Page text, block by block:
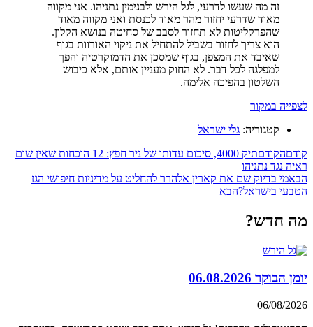
זה מה שעשו לדרעי, לגל הירש ולבנימין נתניהו. אני מקווה
מאוד שדרעי יחזור מהר מאוד לכנסת ואני מקווה מאוד
שהפרקליטות לא תחזור לסבב של סחיטה בנושא הקלון.
הוא צריך לחזור בשביל להתחיל את ניקוי האורוות בגוף
שאיבד את המצפן, בגוף שמסכן את הדמוקרטיה והפך
למפלגה לכל דבר. לא החוק מעניין אותם, אלא כיבוש
השלטון בהפיכה אלימה.
לצפייה במקור
קטגוריה: גלי ישראל
קודםהקודם
תיק 4000, סיכום עדותו של ניר חפץ: 12 הוכחות שאין שום
ראיה נגד נתניהו
הבאמי בדיוק שם את קארין אלהרר להחליט על מדיניות חיפושי הגז
הטבעי בישראל?הבא
מה חדש?
יומן הבוקר 06.08.2026
06/08/2026